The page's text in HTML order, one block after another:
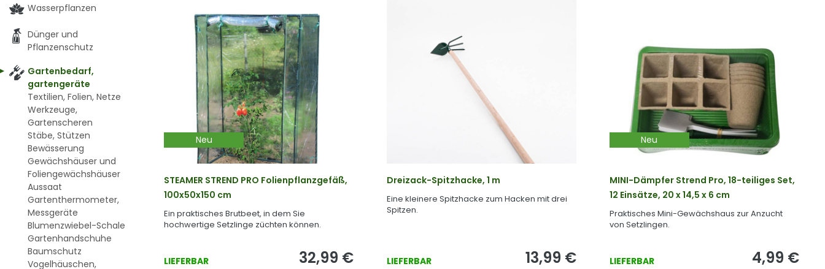
Neu
STEAMER STREND PRO Folienpflanzgefäß,
100x50x150 cm
Ein praktisches Brutbeet, in dem Sie
hochwertige Setzlinge züchten können.
LIEFERBAR 32,99 €
Dreizack-Spitzhacke, 1 m
Eine kleinere Spitzhacke zum Hacken mit drei
Spitzen.
LIEFERBAR 13,99 €
Neu
MINI-Dämpfer Strend Pro, 18-teiliges Set,
12 Einsätze, 20 x 14,5 x 6 cm
Praktisches Mini-Gewächshaus zur Anzucht
von Setzlingen.
LIEFERBAR 4,99 €
Wasserpflanzen
Dünger und
Pflanzenschutz
Gartenbedarf,
gartengeräte
Textilien, Folien, Netze
Werkzeuge,
Gartenscheren
Stäbe, Stützen
Bewässerung
Gewächshäuser und
Foliengewächshäuser
Aussaat
Gartenthermometer,
Messgeräte
Blumenzwiebel-Schale
Gartenhandschuhe
Baumschutz
Vogelhäuschen,